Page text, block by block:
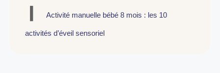
Activité manuelle bébé 8 mois : les 10
activités d’éveil sensoriel